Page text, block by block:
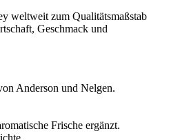
weltweit zum Qualitätsmaßstab
Geschmack und
Anderson und Nelgen.
Frische ergänzt.